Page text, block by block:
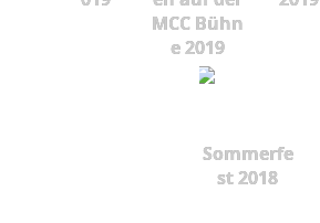
MCC Bühn
e 2019
Sommerfe
st 2018